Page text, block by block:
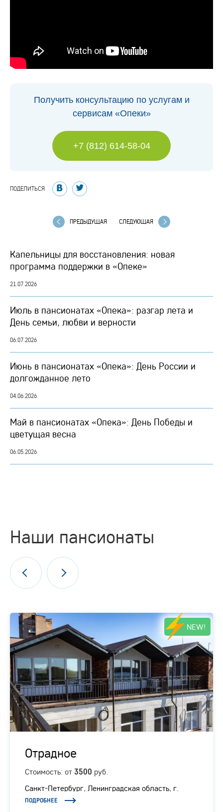
Получить консультацию по услугам и
сервисам «Опеки»
+7 (812) 614-58-04
ПОДЕЛИТЬСЯ
ПРЕДЫДУЩАЯ СЛЕДУЮЩАЯ
Капельницы для восстановления: новая
программа поддержки в «Опеке»
21.07.2026
Июль в пансионатах «Опека»: разгар лета и
День семьи, любви и верности
06.07.2026
Июнь в пансионатах «Опека»: День России и
долгожданное лето
04.06.2026
Май в пансионатах «Опека»: День Победы и
цветущая весна
06.05.2026
Наши пансионаты
NEW!
Отрадное
Стоимость: от 3500 руб.
Санкт-Петербург, Ленинградская область, г.
Отрадное, Ленинградское шоссе, 1/1
ПОДРОБНЕЕ